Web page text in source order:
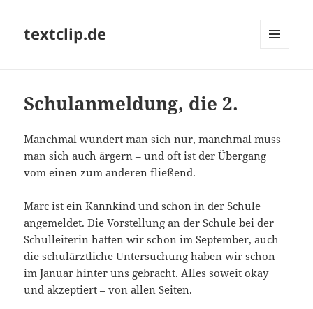
textclip.de
Schulanmeldung, die 2.
Manchmal wundert man sich nur, manchmal muss
man sich auch ärgern – und oft ist der Übergang
vom einen zum anderen fließend.
Marc ist ein Kannkind und schon in der Schule
angemeldet. Die Vorstellung an der Schule bei der
Schulleiterin hatten wir schon im September, auch
die schulärztliche Untersuchung haben wir schon
im Januar hinter uns gebracht. Alles soweit okay
und akzeptiert – von allen Seiten.